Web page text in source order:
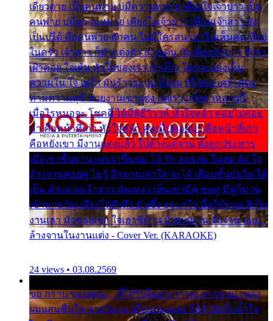
เดียวดาย เป็นคนพ่าย บ่มีความหมาย เคียงใจเจ้าบ่าว เป็น
คนพ่าย บ่มีความหมาย เคียงใจเจ้าบ่าว เพื่อนเจ้าสาว ยัง
เป็นบ่ได้ คือคนพ่าย ฮักคน ไม่มีใครสน เขาไม่เห็นคน ที่อยู่
ในครัว เจ้าสาว ก็มัวแต่งตัว สวยเด่น นั่งเคียงเจ้าบ่าว ที่เขา
เฝ้าคอย ใจเต้น หัวใจของเรา ลำเค็ญ ใครจะมองเห็น
ความใน ใจ เศร้า มันร้าวระบม ต้องมาขื่นขม เศร้าตรม
ท่ามความสุขี ช่วยงานเขาแต่ง แต่เรา แล้งมาหลายปี
เมื่อไรหนอจะ โชคดี ได้มีพิธีวิวาห์ หัวใจหล้า คอยไปคอย
มา คือหน้าที่เก่า หัวใจหล้า คอยไปคอยมา คือหน้าที่เก่า
คือหยังเขา มีงานแต่งแล้ว ไปล้างแต่จาน ดั่งถูกประหาร
เมื่อเขาชื่นบาน แต่เราขื่นขม โอ้ รัก ลอยลม ไม่สม ดัง ใจ
ล้างจานคอยคู่ ไม่รู้ อีกนานเท่าใด จะได้ เลื่อนขั้นบันได ได้
เป็น ตำแหน่งเจ้าสาว มันเหงา เห็นเขามีคู่ ซมดู มีคู่ก็ม่วน
เข้าพาขวัญ เสียงโห่ตึงตึง มันซึ้ง อยู่แก่ใจ มื้อใด๋หนอ สิเป็น
งานเฮา มัวซอยเขา ใจเฮาซิด้าน มันทรมาน จับจาน เอย…
ล้างจานในงานแต่ง - Cover Ver. (KARAOKE)
24 views • 03.08.2569
ขอ กราบ ขอบคุณ.... ที่ได้รับไออุ่น การุณ จากแฟน เพลง
ผมแสนชื่นใจ หายวังเวง เมื่อแฟนเพลง ให้กำลังใจ น้ำใจ